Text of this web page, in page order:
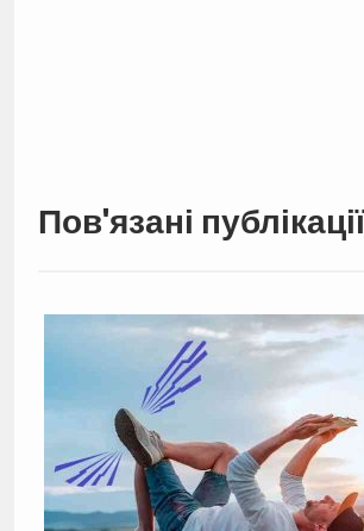
Пов'язані публікації